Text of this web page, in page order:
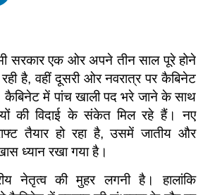
सरकार एक ओर अपने तीन साल पूरे होने
है, वहीं दूसरी ओर नवरात्र पर कैबिनेट
कैबिनेट में पांच खाली पद भरे जाने के साथ
की विदाई के संकेत मिल रहे हैं। नए
तैयार हो रहा है, उसमें जातीय और
ध्यान रखा गया है।
नेतृत्व की मुहर लगनी है। हालांकि